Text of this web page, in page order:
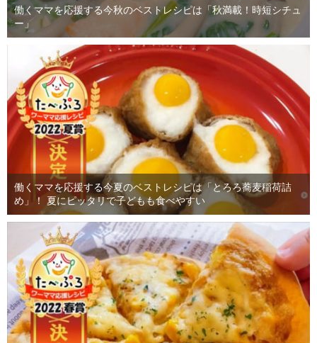
働くママを応援する今秋のベストレシピは「秋満載！時短シチュ
ー」
働くママを応援する今夏のベストレシピは「とろろ蕎麦稲荷詰
め」！ 夏にピッタリで子どもも食べやすい